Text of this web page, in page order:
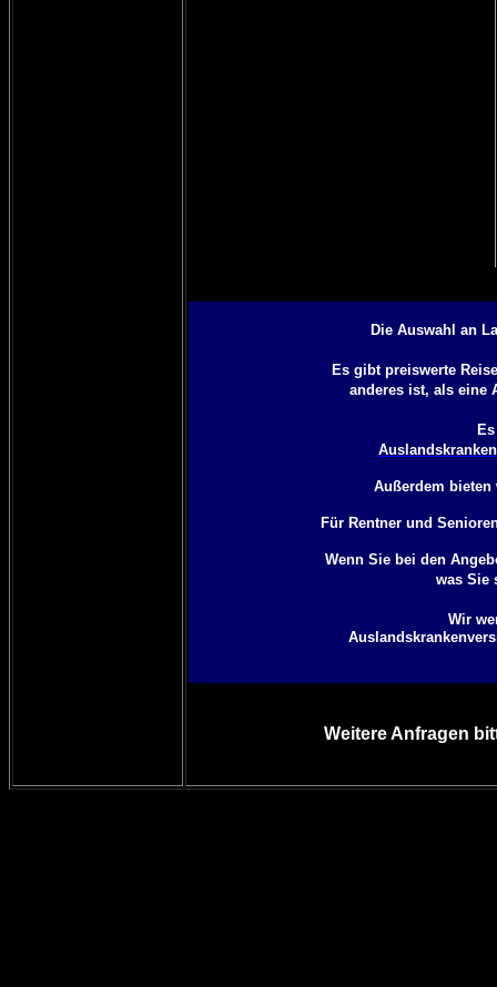
Die Auswahl an
Es gibt preiswerte
anderes ist, als eine
Außerdem
Für Rentner und
Wenn Sie bei den
was Sie
Wir
Weitere Anfragen